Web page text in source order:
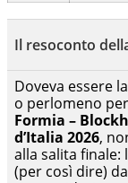
Il resoconto
Doveva essere
o perlomeno
Formia –
d’Italia 2026,
alla salita
(per così dire)